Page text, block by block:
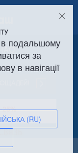
подальшому
за
в навігації
(RU)